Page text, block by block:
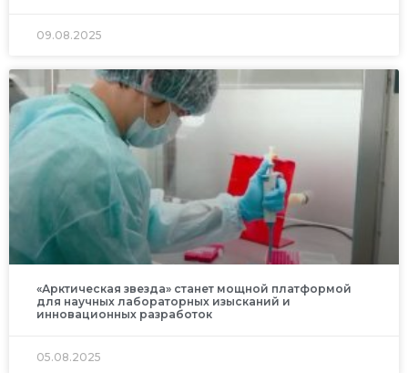
09.08.2025
«Арктическая звезда» станет мощной платформой
для научных лабораторных изысканий и
инновационных разработок
05.08.2025